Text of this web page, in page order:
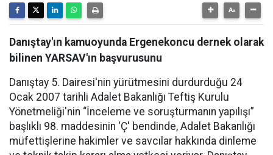
Danıştay'ın kamuoyunda Ergenekoncu dernek olarak
bilinen YARSAV'ın başvurusunu
Danıştay 5. Dairesi'nin yürütmesini durdurduğu 24
Ocak 2007 tarihli Adalet Bakanlığı Teftiş Kurulu
Yönetmeliği'nin “İnceleme ve soruşturmanın yapılışı”
başlıklı 98. maddesinin ‘Ç' bendinde, Adalet Bakanlığı
müfettişlerine hakimler ve savcılar hakkında dinleme